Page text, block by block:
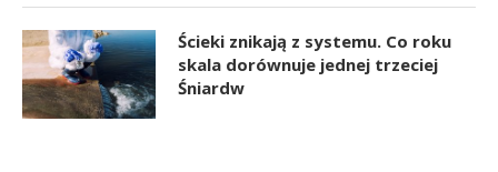
Ścieki znikają z systemu. Co roku
skala dorównuje jednej trzeciej
Śniardw